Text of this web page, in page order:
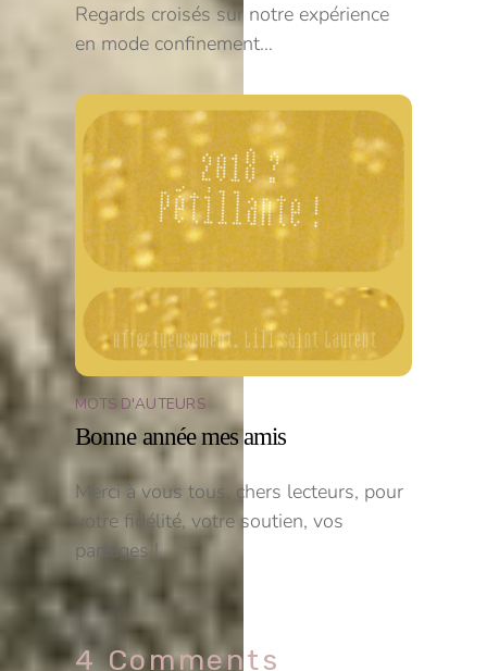
Regards croisés sur notre expérience
en mode confinement…
MOTS D'AUTEURS
Bonne année mes amis
Merci à vous tous, chers lecteurs, pour
votre fidélité, votre soutien, vos
partages !
4 Comments